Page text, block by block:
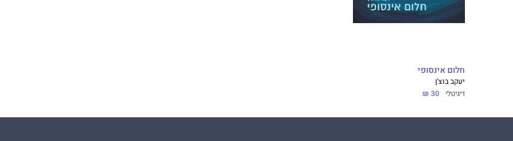
חלום אינסופי
יעקב בוצ'ן
דיגיטלי 30 ₪